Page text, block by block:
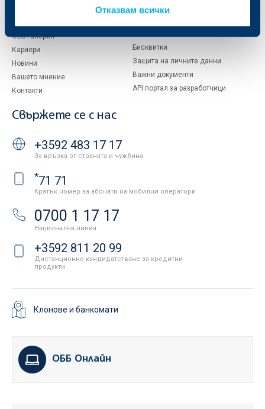
Отказвам всички
ОББ Галерия
Кариери
Новини
Вашето мнение
Контакти
Продажба на имоти
Бисквитки
Защита на личните данни
Важни документи
API портал за разработчици
Свържете се с нас
+3592 483 17 17
За връзка от страната и чужбина
*71 71
Кратък номер за абонати на мобилни оператори
0700 1 17 17
Национална линия
+3592 811 20 99
Дистанционно кандидатстване за кредитни
продукти
Клонове и банкомати
ОББ Онлайн